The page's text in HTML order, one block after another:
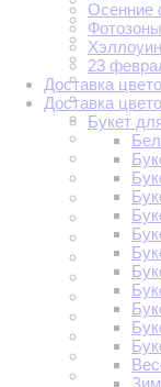
Осенние
Хэллоуин
23
Доставка
Доставка
Букет